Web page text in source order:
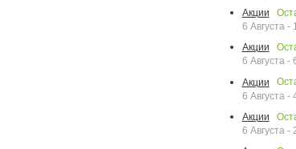
Акции
6 Августа -
Акции
6 Августа
Акции
6 Августа -
Акции
6 Августа